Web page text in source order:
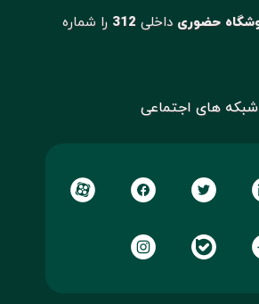
حضوریداخلی 312 را شماره
شبکه های اجتماعی